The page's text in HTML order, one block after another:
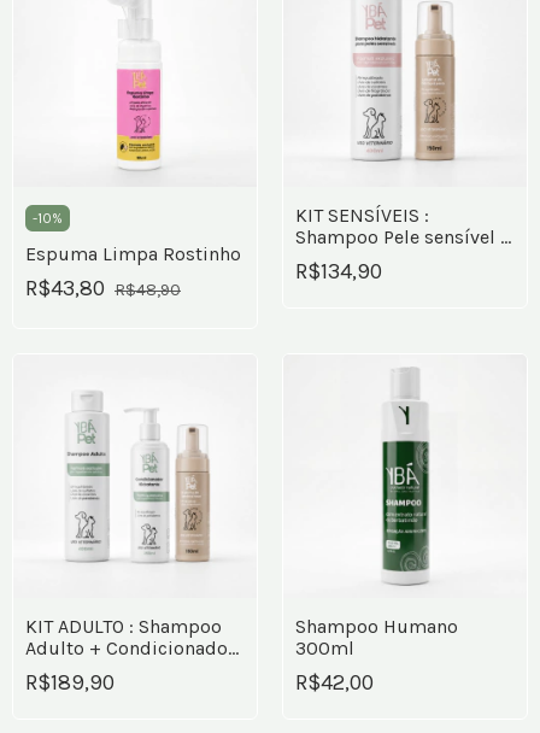
-10%
Espuma Limpa Rostinho
R$43,80 R$48,90
KIT SENSÍVEIS :
Shampoo Pele sensível +
Espuma de banho a seco
R$134,90
KIT ADULTO : Shampoo
Adulto + Condicionador
hidratante + Espuma de
banho a seco
R$189,90
Shampoo Humano
300ml
R$42,00